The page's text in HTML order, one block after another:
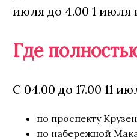
июля до 4.00 1 июля
Где
С 04.00 до 17.00 11
по проспекту
по набережной